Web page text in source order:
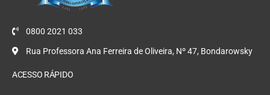
0800 2021 033
Rua Professora Ana Ferreira de Oliveira, Nº 47, Bondarowsky
ACESSO RÁPIDO